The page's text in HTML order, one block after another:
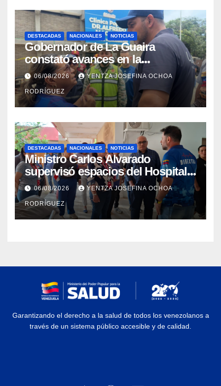
DESTACADAS NACIONALES NOTICIAS
Gobernador de La Guaira
constató avances en la
rehabilitación del Hospitalito de
Catia la Mar
06/08/2026 YENTZA JOSEFINA OCHOA
RODRÍGUEZ
DESTACADAS NACIONALES NOTICIAS
Ministro Carlos Alvarado
supervisó espacios del Hospital
Dermatológico Dr. Martín Vegas
en La Guaira
06/08/2026 YENTZA JOSEFINA OCHOA
RODRÍGUEZ
Garantizando el derecho a la salud de todos los venezolanos a
través de un sistema público accesible y de calidad.